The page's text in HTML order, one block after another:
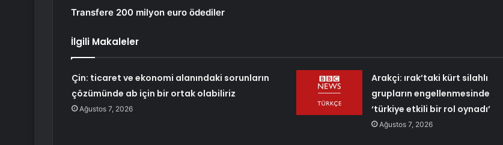
Transfere 200 milyon euro ödediler
İlgili Makaleler
Çin: ticaret ve ekonomi alanındaki sorunların
çözümünde ab için bir ortak olabiliriz
Ağustos 7, 2026
Arakçi: ırak’taki kürt silahlı
grupların engellenmesinde
‘türkiye etkili bir rol oynadı’
Ağustos 7, 2026